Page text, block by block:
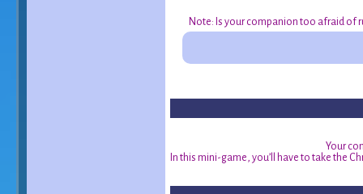
Note: Is your companion too afraid of
Your
In this mini-game, you’ll have to take the